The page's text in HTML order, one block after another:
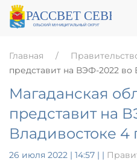
Главная
представит на ВЭФ-2022 во
Магаданская
представит на
Владивостоке 4
26 июля 2022 | 14:57 | |